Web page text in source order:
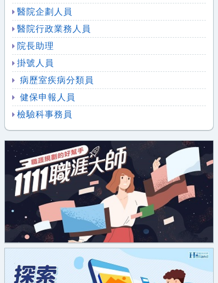
醫院企劃人員
醫院行政業務人員
院長助理
掛號人員
病歷室疾病分類員
健保申報人員
檢驗科事務員